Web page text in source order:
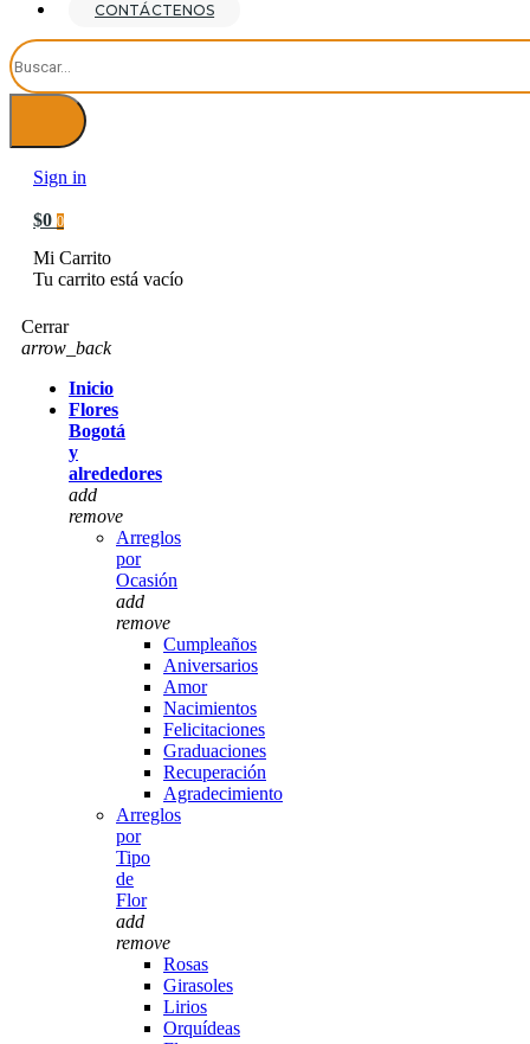
CONTÁCTENOS
Sign in
$0 0
Mi Carrito
Tu carrito está vacío
Cerrar
arrow_back
Inicio
Flores
Bogotá
y
alrededores
add
remove
Arreglos
por
Ocasión
add
remove
Cumpleaños
Aniversarios
Amor
Nacimientos
Felicitaciones
Graduaciones
Recuperación
Agradecimiento
Arreglos
por
Tipo
de
Flor
add
remove
Rosas
Girasoles
Lirios
Orquídeas